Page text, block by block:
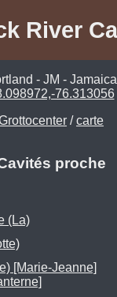
River
- JM -
76.313056
/carte
proche
(La)
[Marie-Jeanne]